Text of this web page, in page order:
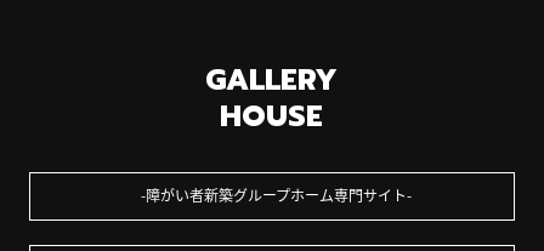
GALLERY
HOUSE
障がい者新築グループホーム専門サイト